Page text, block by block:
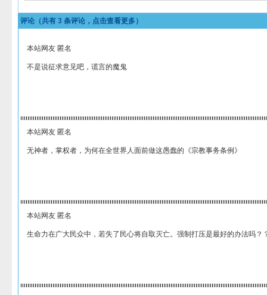
评论（共有 3 条评论，点击查看更多）
本站网友 匿名
不是说征求意见吧，谎言的魔鬼
本站网友 匿名
无神者，掌权者，为何在全世界人面前做这愚蠢的《宗教事务条例》
本站网友 匿名
生命力在广大民众中，若失了民心将自取灭亡。强制打压是最好的办法吗？